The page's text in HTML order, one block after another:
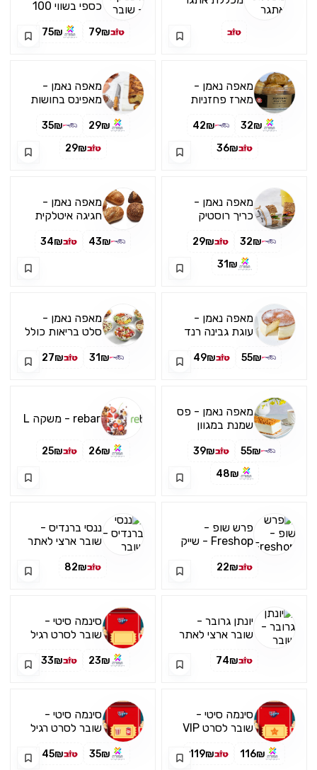
כספי בשווי 100
במסעדה
79₪
75₪
מאפה נאמן -
מארז פחזניות
32₪
42₪
36₪
מאפה נאמן -
מאפינס בחושות
29₪
35₪
29₪
מאפה נאמן -
כריך רוסטיק
32₪
29₪
31₪
מאפה נאמן -
חגיגה איטלקית
43₪
34₪
מאפה נאמן -
עוגת גבינה רנד
55₪
49₪
מאפה נאמן -
סלט בריאות כולל
31₪
27₪
מאפה נאמן - פס
שמנת במגוון
בכל ימות השבוע
55₪
39₪
48₪
rebar - משקה L
26₪
25₪
פרש שופ -
Freshop - שייק
22₪
ננסי ברנדיס -
שובר ארצי לאתר
82₪
יונתן גרובר -
שובר ארצי לאתר
74₪
סינמה סיטי -
שובר לסרט רגיל
23₪
33₪
סינמה סיטי -
שובר לסרט VIP
116₪
119₪
סינמה סיטי -
שובר לסרט רגיל
כולל פופקורן קטן
35₪
45₪